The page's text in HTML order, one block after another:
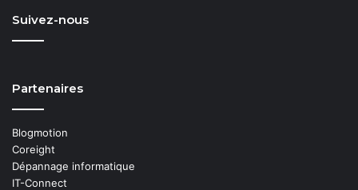
Suivez-nous
Partenaires
Blogmotion
Coreight
Dépannage informatique
IT-Connect